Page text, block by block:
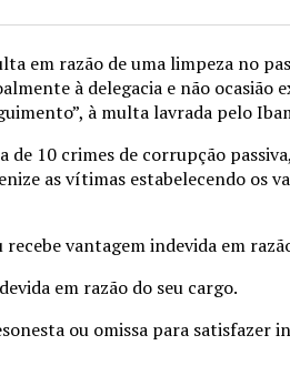
em razão de uma limpeza no
à delegacia e não ocasião
à multa lavrada pelo
10 crimes de corrupção
as vítimas estabelecendo os
vantagem indevida em
em razão do seu cargo.
ou omissa para satisfazer